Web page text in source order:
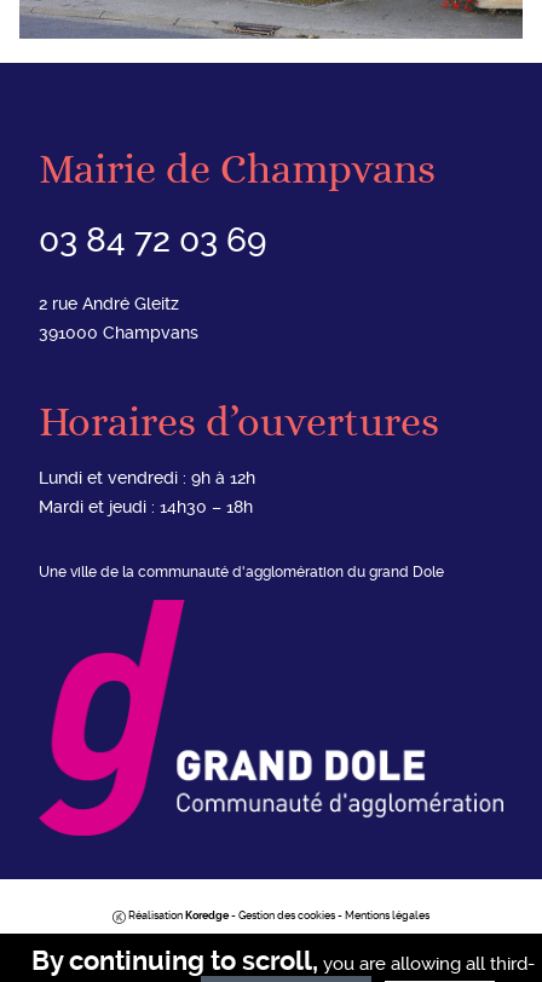
Mairie de Champvans
03 84 72 03 69
2 rue André Gleitz
391000 Champvans
Horaires d’ouvertures
Lundi et vendredi : 9h à 12h
Mardi et jeudi : 14h30 – 18h
Une ville de la communauté d'agglomération du grand Dole
Réalisation Koredge - Gestion des cookies - Mentions légales
By continuing to scroll, you are allowing all third-